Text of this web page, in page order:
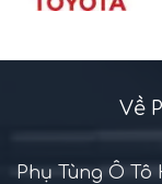
Về
Phụ Tùng Ô